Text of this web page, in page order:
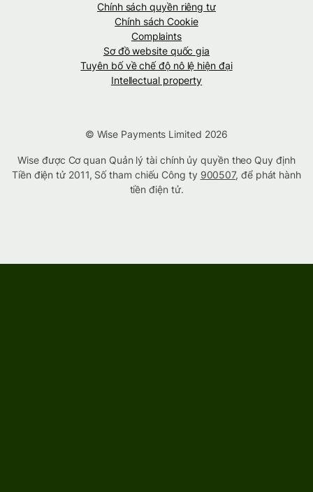
Chính sách quyền riêng tư
Chính sách Cookie
Complaints
Sơ đồ website quốc gia
Tuyên bố về chế độ nô lệ hiện đại
Intellectual property
© Wise Payments Limited 2026
Wise được Cơ quan Quản lý tài chính ủy quyền theo Quy định
Tiền điện tử 2011, Số tham chiếu Công ty 900507, để phát hành
tiền điện tử.